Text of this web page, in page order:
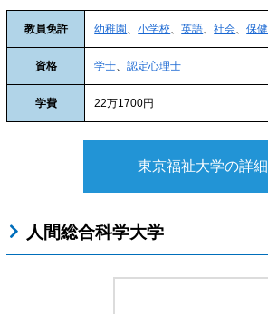
教員免許 幼稚園 、小学校 、英語 、社会 、保健
資格 学士 、認定心理士
学費 22万1700円
東京福祉大学の詳細
人間総合科学大学